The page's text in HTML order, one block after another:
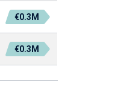
€0.3M
€0.3M